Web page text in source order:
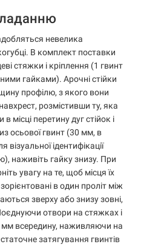
невелика
В комплект поставки
стяжки і кріплення (1 гвинт
гайками). Арочні стійки
профілю, з якого вони
розмістивши ту, яка
місці перетину дуг стійок і
осьової гвинт (30 мм, в
ідентифікації
наживіть гайку знизу. При
увагу на те, щоб місця їх
в один проліт між
зверху або знизу зовні,
отвори на стяжках і
мм всередину, наживляючи на
затягування гвинтів